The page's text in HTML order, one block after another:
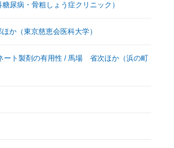
尿病・骨粗しょう症クリニック）
か（東京慈恵会医科大学）
ート製剤の有用性 / 馬場 省次ほか（浜の町